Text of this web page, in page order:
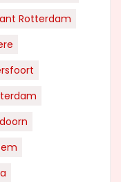
Rotterdam